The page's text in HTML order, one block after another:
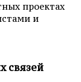
проектах
и
связей